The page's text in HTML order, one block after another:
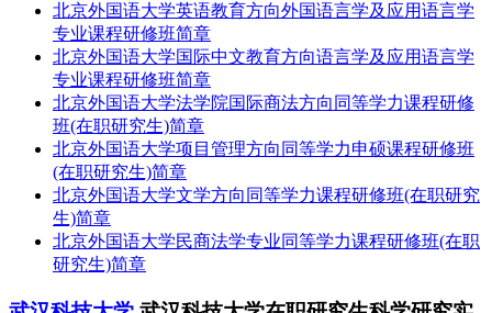
北京外国语大学英语教育方向外国语言学及应用语言学
专业课程研修班简章
北京外国语大学国际中文教育方向语言学及应用语言学
专业课程研修班简章
北京外国语大学法学院国际商法方向同等学力课程研修
班(在职研究生)简章
北京外国语大学项目管理方向同等学力申硕课程研修班
(在职研究生)简章
北京外国语大学文学方向同等学力课程研修班(在职研究
生)简章
北京外国语大学民商法学专业同等学力课程研修班(在职
研究生)简章